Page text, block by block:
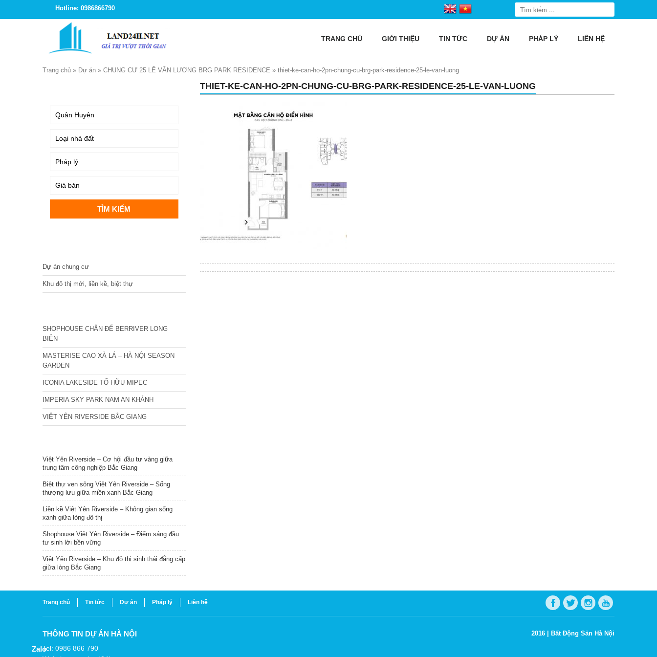
Hotline: 0986866790
TRANG CHỦ GIỚI THIỆU TIN TỨC DỰ ÁN PHÁP LÝ LIÊN HỆ
Trang chủ » Dự án » CHUNG CƯ 25 LÊ VĂN LƯƠNG BRG PARK RESIDENCE » thiet-ke-can-ho-2pn-chung-cu-brg-park-residence-25-le-van-luong
THIET-KE-CAN-HO-2PN-CHUNG-CU-BRG-PARK-RESIDENCE-25-LE-VAN-LUONG
Dự án chung cư
Khu đô thị mới, liền kề, biệt thự
SHOPHOUSE CHÂN ĐẾ BERRIVER LONG
BIÊN
MASTERISE CAO XÀ LÁ – HÀ NỘI SEASON
GARDEN
ICONIA LAKESIDE TỐ HỮU MIPEC
IMPERIA SKY PARK NAM AN KHÁNH
VIỆT YÊN RIVERSIDE BẮC GIANG
Việt Yên Riverside – Cơ hội đầu tư vàng giữa
trung tâm công nghiệp Bắc Giang
Biệt thự ven sông Việt Yên Riverside – Sống
thượng lưu giữa miền xanh Bắc Giang
Liền kề Việt Yên Riverside – Không gian sống
xanh giữa lòng đô thị
Shophouse Việt Yên Riverside – Điểm sáng đầu
tư sinh lời bền vững
Việt Yên Riverside – Khu đô thị sinh thái đẳng cấp
giữa lòng Bắc Giang
Trang chủ Tin tức Dự án Pháp lý Liên hệ
THÔNG TIN DỰ ÁN HÀ NỘI
Tel: 0986 866 790
2016 | Bất Động Sản Hà Nội
Zalo